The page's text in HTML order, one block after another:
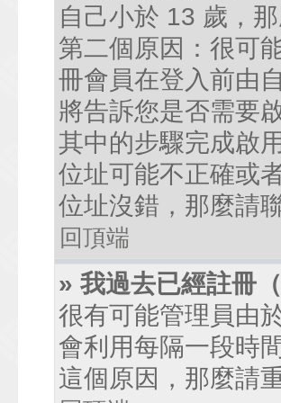
自己小於 13 歲，
第二個原因：很可
冊會員在登入前由
將告訴您是否需要
其中的步驟完成啟
位址可能不正確或
位址沒錯，那麼請
回頂端
» 我過去已經註冊
很有可能管理員由
會利用每隔一段時
這個原因，那麼請